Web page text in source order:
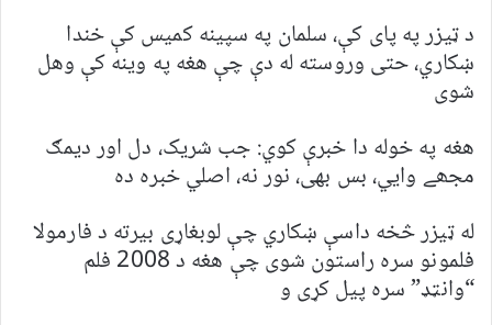
د ټیزر په پای کې، سلمان په سپینه کمیس کې خندا
ښکاري، حتی وروسته له دې چې هغه په وینه کې وهل
شوی
هغه په خوله دا خبرې کوي: جب شریک، دل اور دیمګ
مجھے وايي، بس بهی، نور نه، اصلي خبره ده
له ټیزر څخه داسې ښکاري چې لوبغاړی بیرته د فارمولا
فلمونو سره راستون شوی چې هغه د 2008 فلم
“وانټډ” سره پیل کړی و